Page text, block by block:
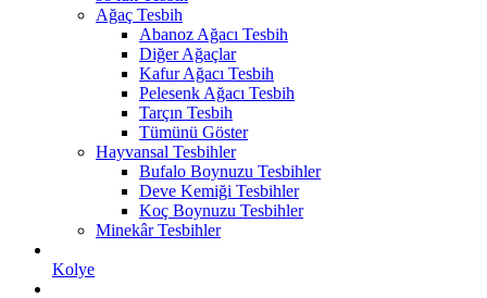
Ağaç Tesbih
Abanoz Ağacı Tesbih
Diğer Ağaçlar
Kafur Ağacı Tesbih
Pelesenk Ağacı Tesbih
Tarçın Tesbih
Tümünü Göster
Hayvansal Tesbihler
Bufalo Boynuzu Tesbihler
Deve Kemiği Tesbihler
Koç Boynuzu Tesbihler
Minekâr Tesbihler
Kolye